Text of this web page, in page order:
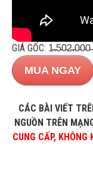
GIÁ GỐC:
MUA NGAY
CÁC BÀI VIẾT
NGUỒN TRÊN
CUNG CẤP,